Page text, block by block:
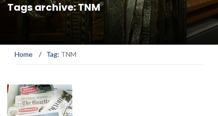
Tags archive: TNM
Home / Tag: TNM